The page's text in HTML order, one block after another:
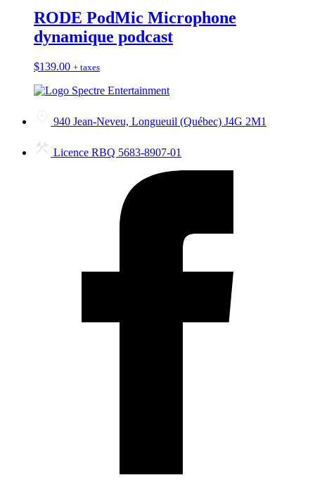
RODE PodMic Microphone
dynamique podcast
$139.00 + taxes
940 Jean-Neveu, Longueuil (Québec) J4G 2M1
Licence RBQ 5683-8907-01